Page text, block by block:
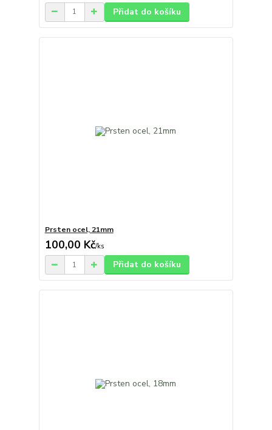
Přidat do košíku
Prsten ocel, 21mm
100,00 Kč/ks
Přidat do košíku